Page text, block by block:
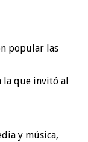
popular las
la que invitó al
y música,